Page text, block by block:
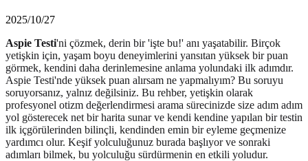
2025/10/27
Aspie Testi'ni çözmek, derin bir 'işte bu!' anı yaşatabilir. Birçok
yetişkin için, yaşam boyu deneyimlerini yansıtan yüksek bir puan
görmek, kendini daha derinlemesine anlama yolundaki ilk adımdır.
Aspie Testi'nde yüksek puan alırsam ne yapmalıyım? Bu soruyu
soruyorsanız, yalnız değilsiniz. Bu rehber, yetişkin olarak
profesyonel otizm değerlendirmesi arama sürecinizde size adım adım
yol gösterecek net bir harita sunar ve kendi kendine yapılan bir testin
ilk içgörülerinden bilinçli, kendinden emin bir eyleme geçmenize
yardımcı olur. Keşif yolculuğunuz burada başlıyor ve sonraki
adımları bilmek, bu yolculuğu sürdürmenin en etkili yoludur.